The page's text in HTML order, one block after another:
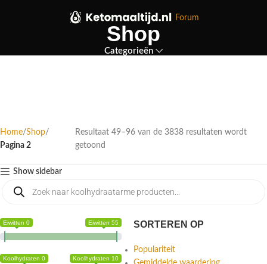
Forum
Shop
Categorieën
Home Shop
Pagina 2
Resultaat 49–96 van de 3838 resultaten wordt
getoond
Show sidebar
Eiwitten 0 Eiwitten 55
Koolhydraten 0 Koolhydraten 10
SORTEREN OP
Populariteit